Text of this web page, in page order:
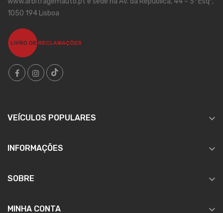
1050 194 Lisboa
VEÍCULOS POPULARES 
INFORMAÇÕES 
SOBRE 
MINHA CONTA 